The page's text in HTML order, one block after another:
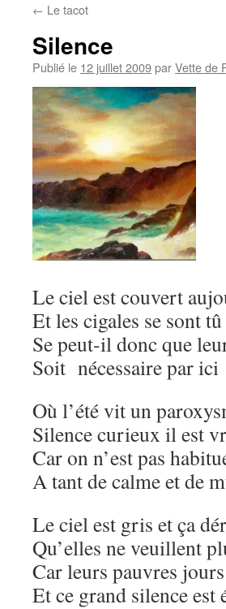
← Le tacot
Silence
Publié le 12 juillet 2009parVette de
Le ciel est couvert
Et les cigales se sont tû
Se peut-il donc que
Soit nécessaire par ici
Où l’été vit un
Silence curieux il est
Car on n’est pas
A tant de calme et de
Le ciel est gris et ça
Qu’elles ne veuillent
Car leurs pauvres
Et ce grand silence est